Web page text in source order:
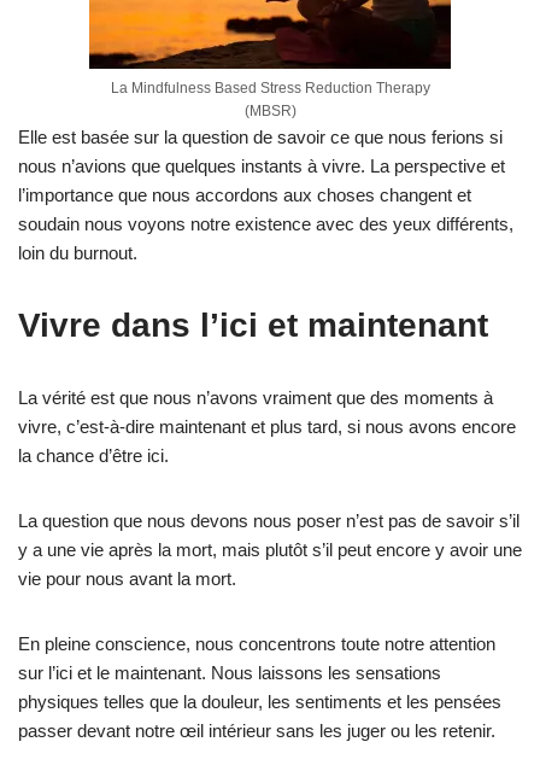
La Mindfulness Based Stress Reduction Therapy
(MBSR)
Elle est basée sur la question de savoir ce que nous ferions si
nous n’avions que quelques instants à vivre. La perspective et
l’importance que nous accordons aux choses changent et
soudain nous voyons notre existence avec des yeux différents,
loin du burnout.
Vivre dans l’ici et maintenant
La vérité est que nous n’avons vraiment que des moments à
vivre, c’est-à-dire maintenant et plus tard, si nous avons encore
la chance d’être ici.
La question que nous devons nous poser n’est pas de savoir s’il
y a une vie après la mort, mais plutôt s’il peut encore y avoir une
vie pour nous avant la mort.
En pleine conscience, nous concentrons toute notre attention
sur l’ici et le maintenant. Nous laissons les sensations
physiques telles que la douleur, les sentiments et les pensées
passer devant notre œil intérieur sans les juger ou les retenir.